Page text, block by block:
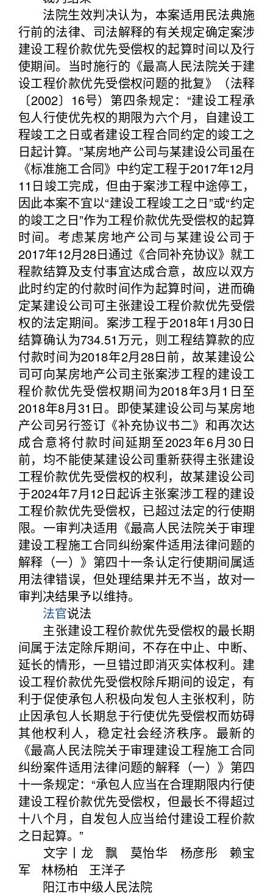
法院生效判决认为，本案适用民法典施
行前的法律、司法解释的有关规定确定案涉
建设工程价款优先受偿权的起算时间以及行
使期间。当时施行的《最高人民法院关于建
设工程价款优先受偿权问题的批复》（法释
〔2002〕16号）第四条规定：“建设工程承
包人行使优先权的期限为六个月，自建设工
程竣工之日或者建设工程合同约定的竣工之
日起计算。”某房地产公司与某建设公司虽在
《标准施工合同》中约定工程于2017年12月
11日竣工完成，但由于案涉工程中途停工，
因此本案不宜以“建设工程竣工之日”或“约定
的竣工之日”作为工程价款优先受偿权的起算
时间。考虑某房地产公司与某建设公司于
2017年12月28日通过《合同补充协议》就工
程款结算及支付事宜达成合意，故应以双方
此时约定的付款时间作为起算时间，进而确
定某建设公司可主张建设工程价款优先受偿
权的法定期间。案涉工程于2018年1月30日
结算确认为734.51万元，则工程结算款的应
付款时间为2018年2月28日前，故某建设公
司可向某房地产公司主张案涉工程的建设工
程价款优先受偿权期间为2018年3月1日至
2018年8月31日。即使某建设公司与某房地
产公司另行签订《补充协议书二》和再次达
成合意将付款时间延期至2023年6月30日
前，均不能使某建设公司重新获得主张建设
工程价款优先受偿权的权利，故某建设公司
于2024年7月12日起诉主张案涉工程的建设
工程价款优先受偿权，已超过法定的行使期
限。一审判决适用《最高人民法院关于审理
建设工程施工合同纠纷案件适用法律问题的
解释（一）》第四十一条认定行使期间属适
用法律错误，但处理结果并无不当，故对一
审判决结果予以维持。
法官说法
主张建设工程价款优先受偿权的最长期
间属于法定除斥期间，不存在中止、中断、
延长的情形，一旦错过即消灭实体权利。建
设工程价款优先受偿权除斥期间的设定，有
利于促使承包人积极向发包人主张权利，防
止因承包人长期怠于行使优先受偿权而妨碍
其他权利人，稳定社会经济秩序。最新的
《最高人民法院关于审理建设工程施工合同
纠纷案件适用法律问题的解释（一）》第四
十一条规定：“承包人应当在合理期限内行使
建设工程价款优先受偿权，但最长不得超过
十八个月，自发包人应当给付建设工程价款
之日起算。”
文字丨龙 飘 莫怡华 杨彦彤 赖宝
军 林杨柏 王洋子
阳江市中级人民法院